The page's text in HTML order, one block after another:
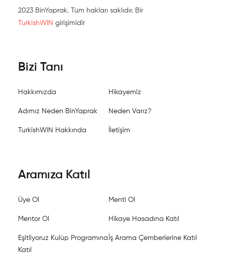
2023 BinYaprak. Tüm hakları saklıdır. Bir
TurkishWIN girişimidir
Bizi Tanı
Hakkımızda Hikayemiz
Adımız Neden BinYaprak Neden Varız?
TurkishWIN Hakkında İletişim
Aramıza Katıl
Üye Ol Menti Ol
Mentor Ol Hikaye Hasadına Katıl
Eşitliyoruz Kulüp Programına
Katıl
İş Arama Çemberlerine Katıl